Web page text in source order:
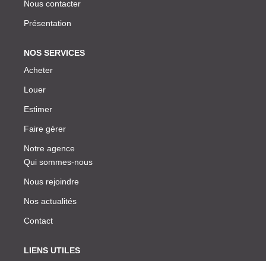
Nous contacter
Présentation
NOS SERVICES
Acheter
Louer
Estimer
Faire gérer
Notre agence
Qui sommes-nous
Nous rejoindre
Nos actualités
Contact
LIENS UTILES